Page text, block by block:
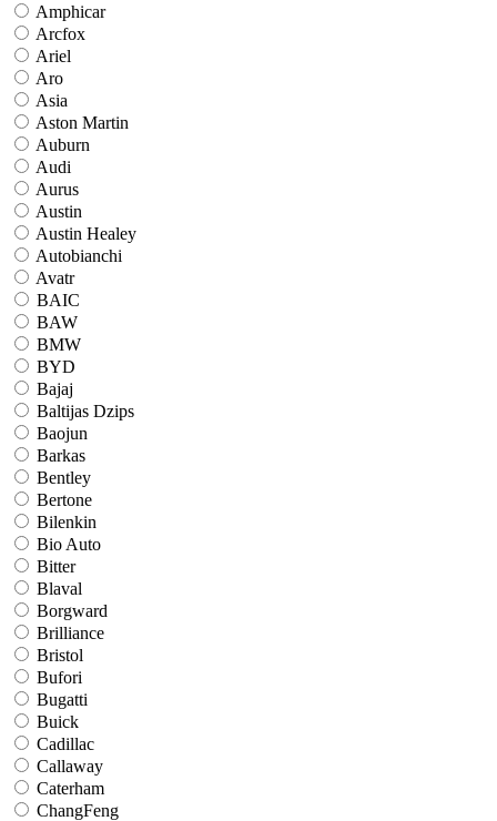
Amphicar
Arcfox
Ariel
Aro
Asia
Aston Martin
Auburn
Audi
Aurus
Austin
Austin Healey
Autobianchi
Avatr
BAIC
BAW
BMW
BYD
Bajaj
Baltijas Dzips
Baojun
Barkas
Bentley
Bertone
Bilenkin
Bio Auto
Bitter
Blaval
Borgward
Brilliance
Bristol
Bufori
Bugatti
Buick
Cadillac
Callaway
Caterham
ChangFeng